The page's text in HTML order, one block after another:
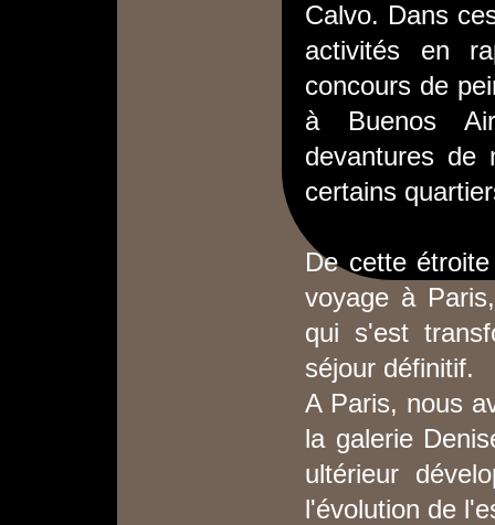
Calvo. Dans
activités en
concours de
à Buenos
devantures de
certains
De cette
voyage à
qui s'est
séjour définitif.
A Paris, nous
la galerie
ultérieur
l'évolution de